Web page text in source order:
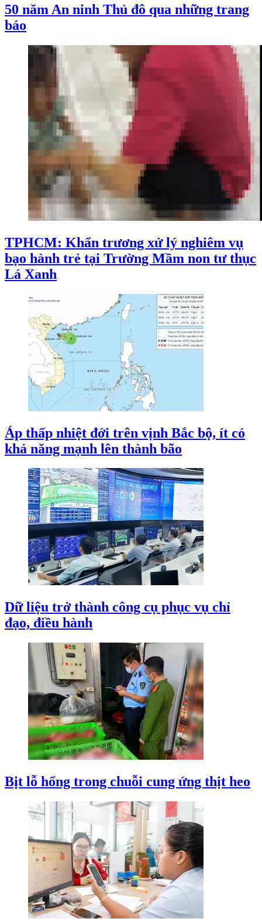
50 năm An ninh Thủ đô qua những trang
báo
TPHCM: Khẩn trương xử lý nghiêm vụ
bạo hành trẻ tại Trường Mầm non tư thục
Lá Xanh
Áp thấp nhiệt đới trên vịnh Bắc bộ, ít có
khả năng mạnh lên thành bão
Dữ liệu trở thành công cụ phục vụ chỉ
đạo, điều hành
Bịt lỗ hổng trong chuỗi cung ứng thịt heo